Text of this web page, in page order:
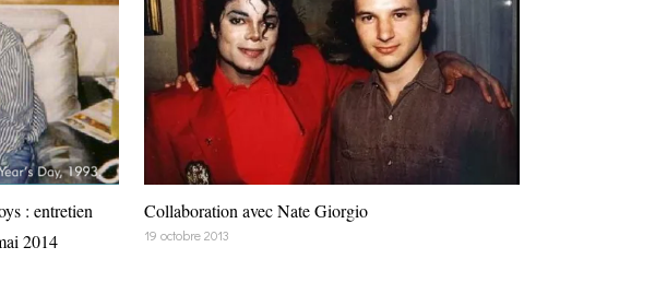
: entretien
2014
Collaboration avec Nate Giorgio
19 octobre 2013